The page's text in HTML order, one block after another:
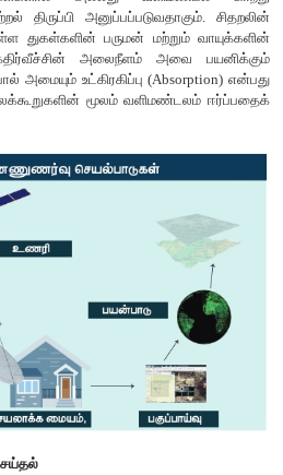
செய்ய வேண்டும்.
விண்வெளியில் ஒரு
ஒரு ஆற்றலாகும்.
இலக்குடனான மின்காந்த
கதிர்வீச்சு புவிப்பரப்பால்
கடக்கும் போது
கதிர்வீச்சின்
சேகரிப்பதற்கு
ஒளிச்சிதறடிப்பு, உட்கிரகிப்பு
மாறுபாடுகளுக்கு உட்பட்டது.
துகள்களால் அல்லது
ஆற்றல் திருப்பி
கதிர்வீச்சின் அலைநீளம்